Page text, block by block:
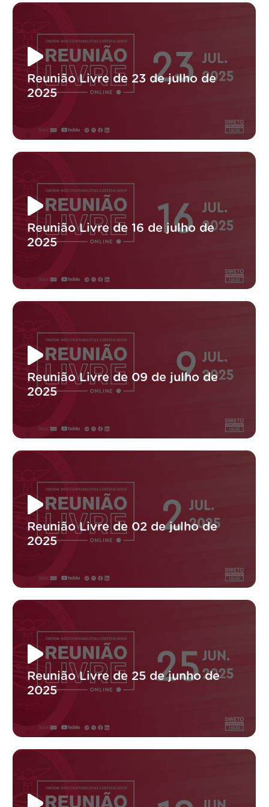
Reunião Livre de 23 de julho de
2025
Reunião Livre de 16 de julho de
2025
Reunião Livre de 09 de julho de
2025
Reunião Livre de 02 de julho de
2025
Reunião Livre de 25 de junho de
2025